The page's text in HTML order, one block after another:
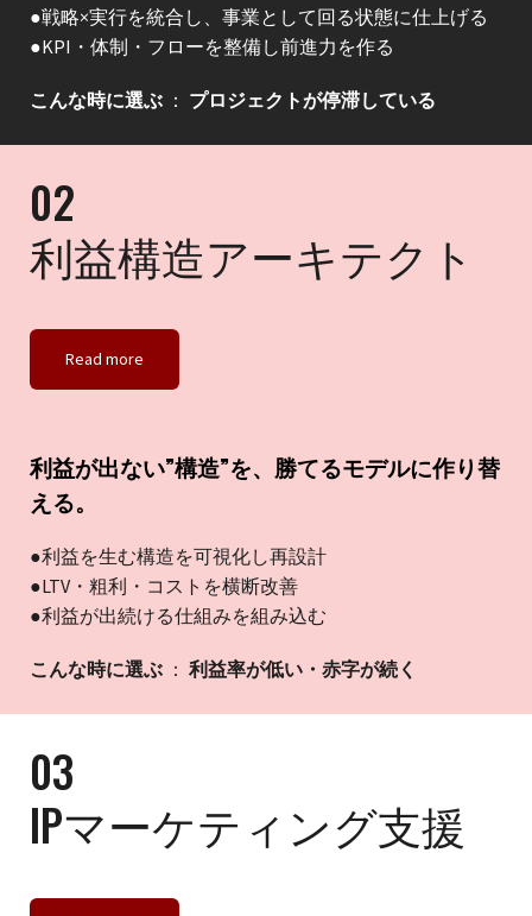
●戦略×実行を統合し、事業として回る状態に仕上げる
●KPI・体制・フローを整備し前進力を作る
こんな時に選ぶ ： プロジェクトが停滞している
02
利益構造アーキテクト
Read more
利益が出ない”構造”を、勝てるモデルに作り替
える。
●利益を生む構造を可視化し再設計
●LTV・粗利・コストを横断改善
●利益が出続ける仕組みを組み込む
こんな時に選ぶ ： 利益率が低い・赤字が続く
03
IPマーケティング支援